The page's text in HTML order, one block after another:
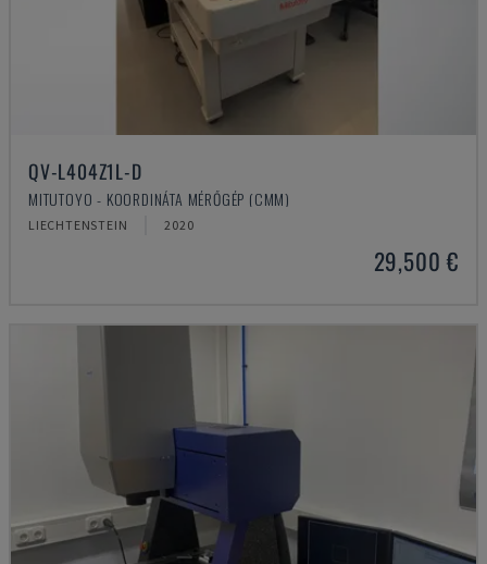
QV-L404Z1L-D
MITUTOYO - KOORDINÁTA MÉRŐGÉP (CMM)
LIECHTENSTEIN 2020
29,500 €